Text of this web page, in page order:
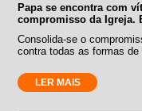
Papa se encontra com
compromisso da Igreja.
Consolida-se o
contra todas as formas
LER MAIS